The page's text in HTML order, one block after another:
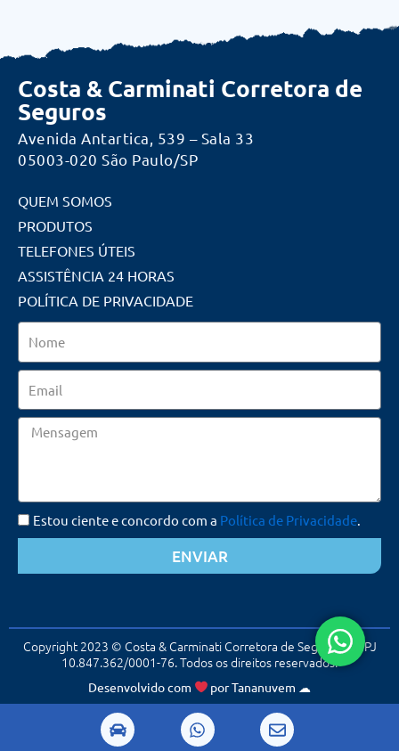
Costa & Carminati Corretora de
Seguros
Avenida Antartica, 539 – Sala 33
05003-020 São Paulo/SP
QUEM SOMOS
PRODUTOS
TELEFONES ÚTEIS
ASSISTÊNCIA 24 HORAS
POLÍTICA DE PRIVACIDADE
Mensagem
Estou ciente e concordo com a Política de Privacidade.
ENVIAR
Copyright 2023 © Costa & Carminati Corretora de Seguros. CNPJ
10.847.362/0001-76. Todos os direitos reservados.
Desenvolvido com porTananuvem ☁